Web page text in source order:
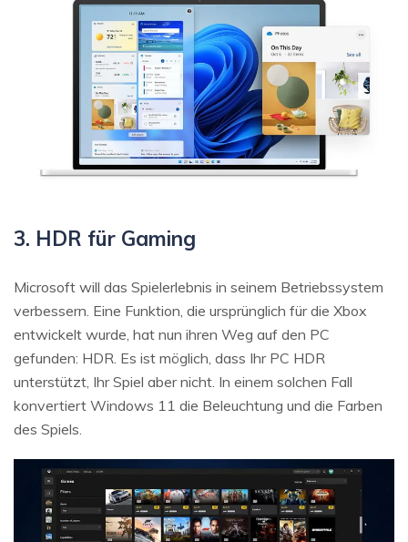
3. HDR für Gaming
Microsoft will das Spielerlebnis in seinem Betriebssystem
verbessern. Eine Funktion, die ursprünglich für die Xbox
entwickelt wurde, hat nun ihren Weg auf den PC
gefunden: HDR. Es ist möglich, dass Ihr PC HDR
unterstützt, Ihr Spiel aber nicht. In einem solchen Fall
konvertiert Windows 11 die Beleuchtung und die Farben
des Spiels.